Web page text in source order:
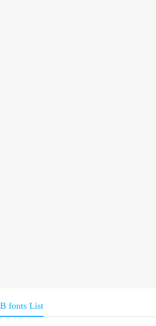
B fonts List